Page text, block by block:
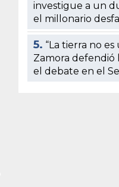
investigue a un
el millonario
5. “La tierra no
Zamora defendió
el debate en el